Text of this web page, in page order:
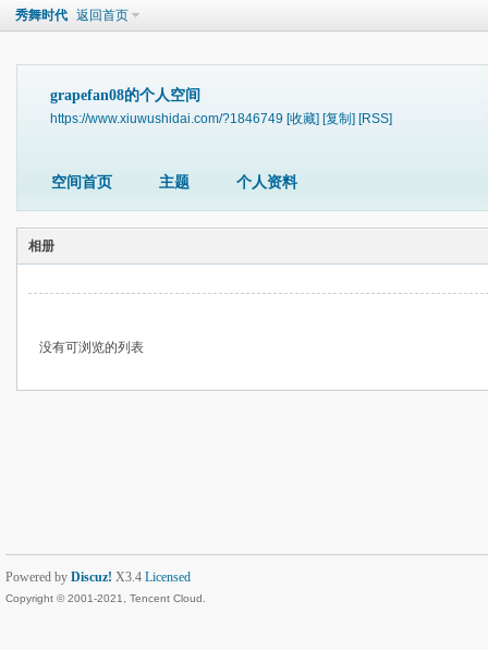
秀舞时代 返回首页
grapefan08的个人空间
https://www.xiuwushidai.com/?1846749 [收藏] [复制] [RSS]
空间首页 主题 个人资料
相册
没有可浏览的列表
Powered by Discuz! X3.4 Licensed
Copyright © 2001-2021, Tencent Cloud.